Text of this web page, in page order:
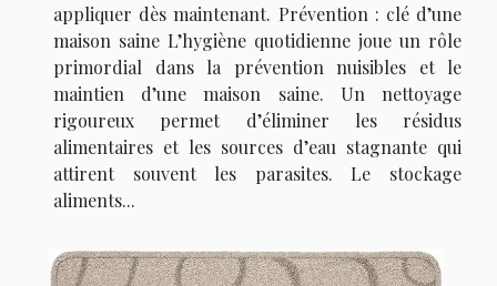
appliquer dès maintenant. Prévention : clé d’une
maison saine L’hygiène quotidienne joue un rôle
primordial dans la prévention nuisibles et le
maintien d’une maison saine. Un nettoyage
rigoureux permet d’éliminer les résidus
alimentaires et les sources d’eau stagnante qui
attirent souvent les parasites. Le stockage
aliments...